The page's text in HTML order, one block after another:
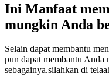
Ini Manfaat
mungkin Anda
Selain dapat membantu
pun dapat membantu Anda
sebagainya.silahkan di